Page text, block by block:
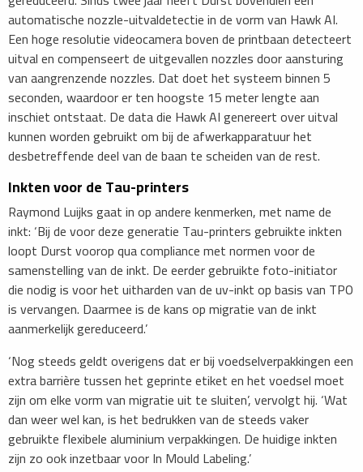
automatische nozzle-uitvaldetectie in de vorm van Hawk AI.
Een hoge resolutie videocamera boven de printbaan detecteert
uitval en compenseert de uitgevallen nozzles door aansturing
van aangrenzende nozzles. Dat doet het systeem binnen 5
seconden, waardoor er ten hoogste 15 meter lengte aan
inschiet ontstaat. De data die Hawk AI genereert over uitval
kunnen worden gebruikt om bij de afwerkapparatuur het
desbetreffende deel van de baan te scheiden van de rest.
Inkten voor de Tau-printers
Raymond Luijks gaat in op andere kenmerken, met name de
inkt: ‘Bij de voor deze generatie Tau-printers gebruikte inkten
loopt Durst voorop qua compliance met normen voor de
samenstelling van de inkt. De eerder gebruikte foto-initiator
die nodig is voor het uitharden van de uv-inkt op basis van TPO
is vervangen. Daarmee is de kans op migratie van de inkt
aanmerkelijk gereduceerd.’
‘Nog steeds geldt overigens dat er bij voedselverpakkingen een
extra barrière tussen het geprinte etiket en het voedsel moet
zijn om elke vorm van migratie uit te sluiten’, vervolgt hij. ‘Wat
dan weer wel kan, is het bedrukken van de steeds vaker
gebruikte flexibele aluminium verpakkingen. De huidige inkten
zijn zo ook inzetbaar voor In Mould Labeling.’